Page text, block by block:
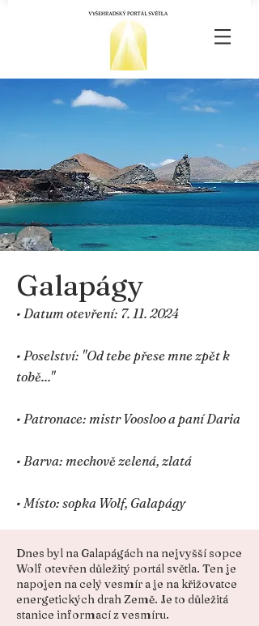
Galapágy
• Datum otevření: 7. 11. 2024
• Poselství: "Od tebe přese mne zpět k
tobě..."
• Patronace: mistr Voosloo a paní Daria
• Barva: mechově zelená, zlatá
• Místo: sopka Wolf, Galapágy
Dnes byl na Galapágách na nejvyšší sopce
Wolf otevřen důležitý portál světla. Ten je
napojen na celý vesmír a je na křižovatce
energetických drah Země. Je to důležitá
stanice informací z vesmíru.